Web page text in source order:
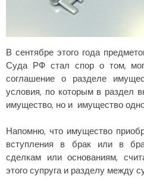
В сентябре этого года
Суда РФ стал спор о том,
соглашение о разделе
условия, по которым в раздел
имущество, но и имущество
Напомню, что имущество
вступления в брак или в
сделкам или основаниям,
этого супруга и разделу между